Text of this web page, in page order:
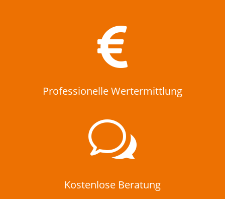

Professionelle Wertermittlung
w
Kostenlose Beratung